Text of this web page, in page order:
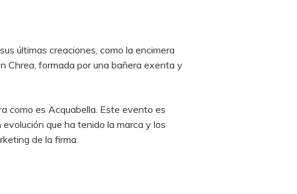
últimas creaciones, como la encimera
Chrea, formada por una bañera exenta y
como es Acquabella. Este evento es
que ha tenido la marca y los
de la firma.